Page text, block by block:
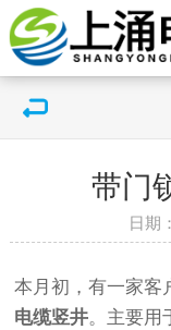
带门
日期
本月初，有一家客
电缆竖井。主要用